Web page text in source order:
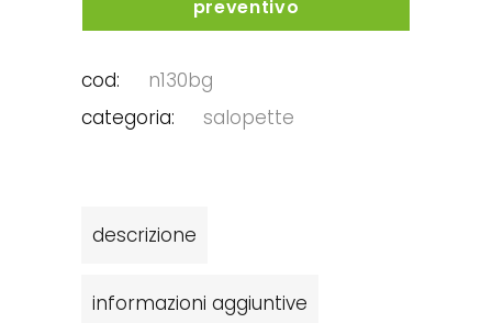
preventivo
cod:
n130bg
categoria:
salopette
descrizione
informazioni aggiuntive